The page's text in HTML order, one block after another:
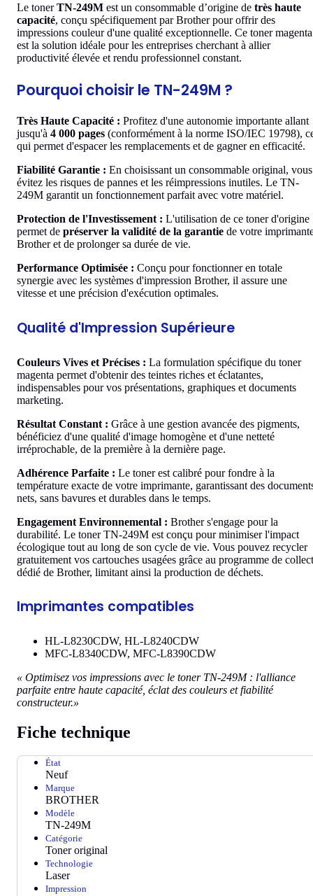
Le tonerTN-249M est un consommable d’origine de très haute
capacité, conçu spécifiquement par Brother pour offrir des
impressions couleur d'une qualité exceptionnelle. Ce toner magenta
est la solution idéale pour les entreprises cherchant à allier
productivité élevée et rendu professionnel constant.
Pourquoi choisir le TN-249M ?
Très Haute Capacité : Profitez d'une autonomie importante allant
jusqu'à 4 000 pages (conformément à la norme ISO/IEC 19798),
qui permet d'espacer les remplacements et de gagner en efficacité.
Fiabilité Garantie : En choisissant un consommable original, vous
évitez les risques de pannes et les réimpressions inutiles. Le TN-
249M garantit un fonctionnement parfait avec votre matériel.
Protection de l'Investissement : L'utilisation de ce toner d'origine
permet de préserver la validité de la garantie de votre
Brother et de prolonger sa durée de vie.
Performance Optimisée : Conçu pour fonctionner en totale
synergie avec les systèmes d'impression Brother, il assure une
vitesse et une précision d'exécution optimales.
Qualité d'Impression Supérieure
Couleurs Vives et Précises : La formulation spécifique du toner
magenta permet d'obtenir des teintes riches et éclatantes,
indispensables pour vos présentations, graphiques et documents
marketing.
Résultat Constant : Grâce à une gestion avancée des pigments,
bénéficiez d'une qualité d'image homogène et d'une netteté
irréprochable, de la première à la dernière page.
Adhérence Parfaite : Le toner est calibré pour fondre à la
température exacte de votre imprimante, garantissant des
nets, sans bavures et durables dans le temps.
Engagement Environnemental : Brother s'engage pour la
durabilité. Le toner TN-249M est conçu pour minimiser l'impact
écologique tout au long de son cycle de vie. Vous pouvez recycler
gratuitement vos cartouches usagées grâce au programme de
dédié de Brother, limitant ainsi la production de déchets.
Imprimantes compatibles
HL-L8230CDW, HL-L8240CDW
MFC-L8340CDW, MFC-L8390CDW
« Optimisez vos impressions avec le toner TN-249M : l'alliance
parfaite entre haute capacité, éclat des couleurs et fiabilité
constructeur.»
Fiche technique
État
Neuf
Marque
BROTHER
Modèle
TN-249M
Catégorie
Toner original
Technologie
Laser
Impression